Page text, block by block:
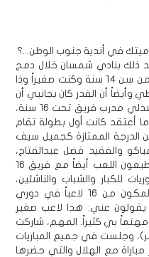
في أندية جنوب الوطن...؟
ذلك بنادي شمسان خلال دمج
الأندية بعدن. طبعاً بدأت مع الجزيرة من سن 14 سنة وكنت صغيراً وذا
أن القدر كان بجانبي أن
كان حينها المدرب أحمد محسن المشدلي مدرب فريق تحت 16 سنة،
أعتقد كانت أول بطولة تقام
الدرجة الممتازة كجميل سيف
والفقيد فضل عبدالفتاح،
وهم من لاعبي الفريق الأول ويستطيعون اللعب أيضاً مع فريق 16
وكانت عدن حينها تشهد 3 دوريات للكبار والشباب والناشئين،
وعندما قيد الجزيرة أسماء فريقه المكون من 16 لاعباً في دوري
يقولون عني: هذا لاعب صغير
بي كثيراً. المهم، شاركت
وجلست في جميع المباريات
مع الهلال والتي حضرها